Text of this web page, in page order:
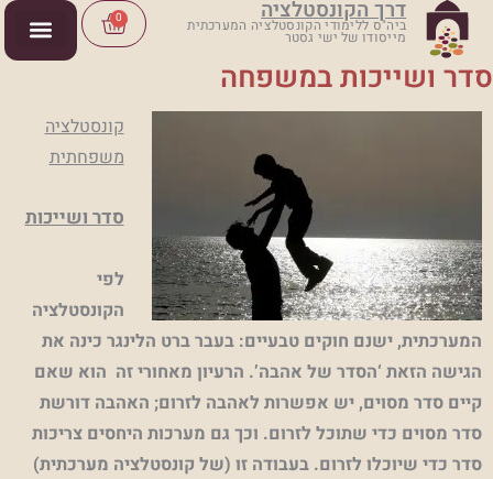
דילוג
לתוכן
דרך הקונסטלציה
ביה"ס ללימודי הקונסטלציה המערכתית
מייסודו של ישי גסטר
0
Cart
סדר ושייכות במשפחה
קונסטלציה
משפחתית
סדר ושייכות
לפי
הקונסטלציה
המערכתית, ישנם חוקים טבעיים: בעבר ברט הלינגר כינה את
הגישה הזאת ‘הסדר של אהבה’. הרעיון מאחורי זה הוא שאם
קיים סדר מסוים, יש אפשרות לאהבה לזרום; האהבה דורשת
סדר מסוים כדי שתוכל לזרום. וכך גם מערכות היחסים צריכות
סדר כדי שיוכלו לזרום. בעבודה זו (של קונסטלציה מערכתית)